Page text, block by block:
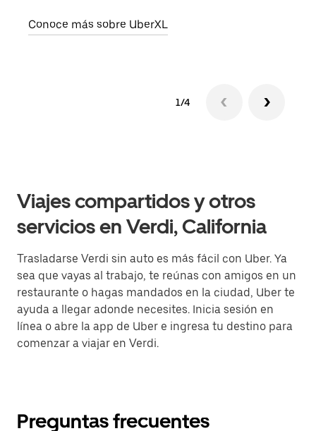
Conoce más sobre UberXL
1/4
Viajes compartidos y otros
servicios en Verdi, California
Trasladarse Verdi sin auto es más fácil con Uber. Ya
sea que vayas al trabajo, te reúnas con amigos en un
restaurante o hagas mandados en la ciudad, Uber te
ayuda a llegar adonde necesites. Inicia sesión en
línea o abre la app de Uber e ingresa tu destino para
comenzar a viajar en Verdi.
Preguntas frecuentes